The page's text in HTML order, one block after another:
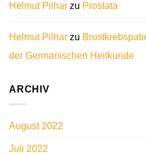
Helmut Pilhar zu Prostata
Helmut Pilhar zu
der Germanischen Heilkunde
ARCHIV
August 2022
Juli 2022